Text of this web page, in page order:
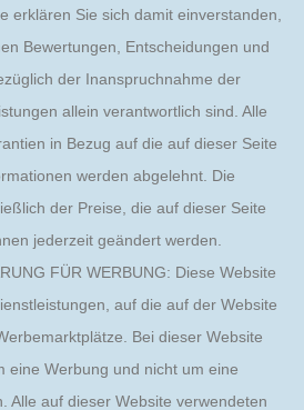
erklären Sie sich damit einverstanden,
Bewertungen, Entscheidungen und
der Inanspruchnahme der
allein verantwortlich sind. Alle
in Bezug auf die auf dieser Seite
werden abgelehnt. Die
der Preise, die auf dieser Seite
jederzeit geändert werden.
FÜR WERBUNG: Diese Website
auf die auf der Website
Bei dieser Website
eine Werbung und nicht um eine
Alle auf dieser Website verwendeten